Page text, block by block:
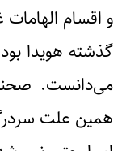
و اقسام
گذشته هویدا
می‌دانست.
همین علت